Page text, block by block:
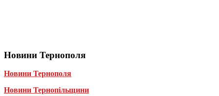
Новини Тернополя
Новини Тернополя
Новини Тернопільщини